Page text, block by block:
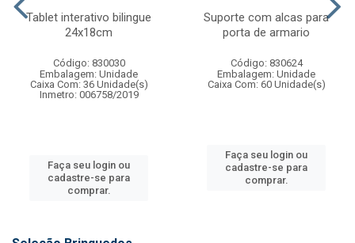
Tablet interativo bilingue
24x18cm
Código: 830030
Embalagem: Unidade
Caixa Com: 36 Unidade(s)
Inmetro: 006758/2019
Faça seu login ou
cadastre-se para
comprar.
Suporte com alcas para
porta de armario
Código: 830624
Embalagem: Unidade
Caixa Com: 60 Unidade(s)
Faça seu login ou
cadastre-se para
comprar.